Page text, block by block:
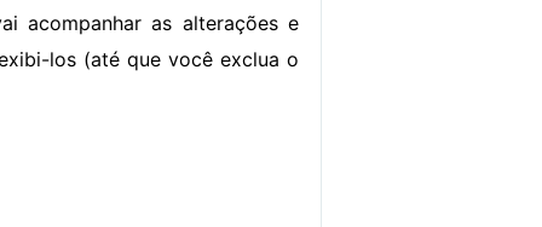
acompanhar as alterações e
los (até que você exclua o